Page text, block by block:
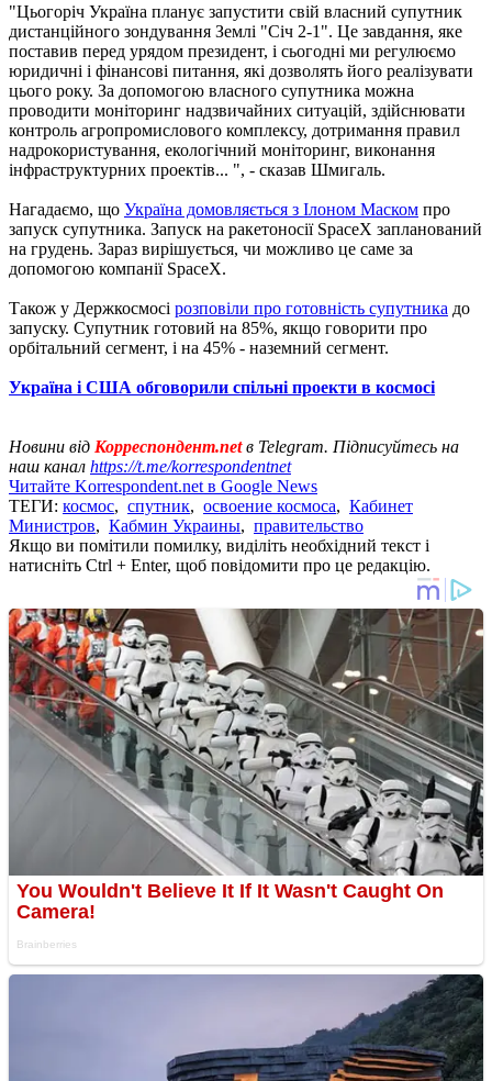
"Цьогоріч Україна планує запустити свій власний супутник
дистанційного зондування Землі "Січ 2-1". Це завдання, яке
поставив перед урядом президент, і сьогодні ми регулюємо
юридичні і фінансові питання, які дозволять його реалізувати
цього року. За допомогою власного супутника можна
проводити моніторинг надзвичайних ситуацій, здійснювати
контроль агропромислового комплексу, дотримання правил
надрокористування, екологічний моніторинг, виконання
інфраструктурних проектів... ", - сказав Шмигаль.
Нагадаємо, що Україна домовляється з Ілоном Маском про
запуск супутника. Запуск на ракетоносії SpaceX запланований
на грудень. Зараз вирішується, чи можливо це саме за
допомогою компанії SpaceX.
Також у Держкосмосі розповіли про готовність супутника до
запуску. Супутник готовий на 85%, якщо говорити про
орбітальний сегмент, і на 45% - наземний сегмент.
Україна і США обговорили спільні проекти в космосі
Новини від Корреспондент.netв Telegram. Підписуйтесь на
наш канал https://t.me/korrespondentnet
Читайте Korrespondent.net в Google News
ТЕГИ: космос, спутник, освоение космоса, Кабинет
Министров, Кабмин Украины, правительство
Якщо ви помітили помилку, виділіть необхідний текст і
натисніть Ctrl + Enter, щоб повідомити про це редакцію.